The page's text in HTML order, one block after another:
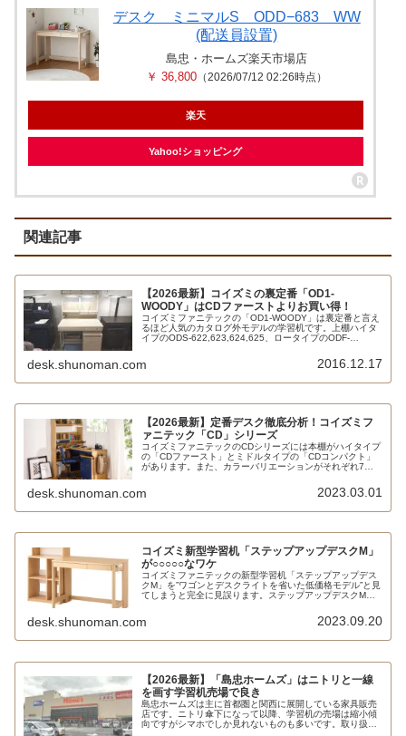
デスク ミニマルS ODD−683 WW
(配送員設置)
島忠・ホームズ楽天市場店
￥ 36,800 （2026/07/12 02:26時点）
楽天
Yahoo!ショッピング
関連記事
【2026最新】コイズミの裏定番「OD1-
WOODY」はCDファーストよりお買い得！
コイズミファニテックの「OD1-WOODY」は裏定番と言え
るほど人気のカタログ外モデルの学習机です。上棚ハイタ
イプのODS-622,623,624,625、ロータイプのODF-
ムズ、ルームデコかねたや、東京インテリア家具、ファニ
チャードームなどで販売しています。ナフコ21スタイルに
desk.shunoman.com 2016.12.17
【2026最新】定番デスク徹底分析！コイズミフ
ァニテック「CD」シリーズ
コイズミファニテックのCDシリーズには本棚がハイタイプ
の「CDファースト」とミドルタイプの「CDコンパクト」
があります。また、カラーバリエーションがそれぞれ7色
desk.shunoman.com 2023.03.01
コイズミ新型学習机「ステップアップデスクM」
が○○○○○なワケ
コイズミファニテックの新型学習机「ステップアップデス
クM」を”ワゴンとデスクライトを省いた低価格モデル”と見
てしまうと完全に見誤ります。ステップアップデスクMは
再定義すると同時に、コイズミファニテックの学習机ライ
ンナップまでも再構築するという大役を担った超大型商品
desk.shunoman.com 2023.09.20
【2026最新】「島忠ホームズ」はニトリと一線
を画す学習机売場で良き
島忠ホームズは主に首都圏と関西に展開している家具販売
店です。ニトリ傘下になって以降、学習机の売場は縮小傾
向ですがシマホでしか見れないものも多いです。取り扱い